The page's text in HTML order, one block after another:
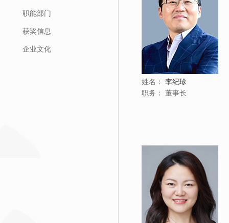
职能部门
获奖信息
企业文化
姓名：
职务：
李纪珍
董事长